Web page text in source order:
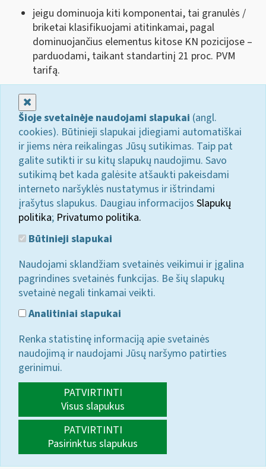
jeigu dominuoja kiti komponentai, tai granulės /
briketai klasifikuojami atitinkamai, pagal
dominuojančius elementus kitose KN pozicijose –
parduodami, taikant standartinį 21 proc. PVM
tarifą.
Šioje svetainėje naudojami slapukai (angl.
cookies). Būtinieji slapukai įdiegiami automatiškai
ir jiems nėra reikalingas Jūsų sutikimas. Taip pat
galite sutikti ir su kitų slapukų naudojimu. Savo
sutikimą bet kada galėsite atšaukti pakeisdami
interneto naršyklės nustatymus ir ištrindami
įrašytus slapukus. Daugiau informacijos Slapukų
politika; Privatumo politika.
Būtinieji slapukai
Naudojami sklandžiam svetainės veikimui ir įgalina
pagrindines svetainės funkcijas. Be šių slapukų
svetainė negali tinkamai veikti.
Analitiniai slapukai
Renka statistinę informaciją apie svetainės
naudojimą ir naudojami Jūsų naršymo patirties
gerinimui.
PATVIRTINTI
Visus slapukus
PATVIRTINTI
Pasirinktus slapukus